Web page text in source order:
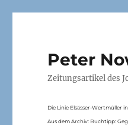
Peter
Zeitungsartikel des
Die Linie Elsässer-
Aus dem Archiv: Buchtipp: